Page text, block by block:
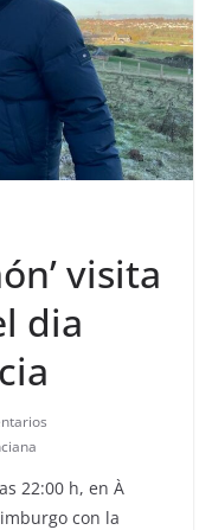
visita
dia
22:00 h, en À
con la